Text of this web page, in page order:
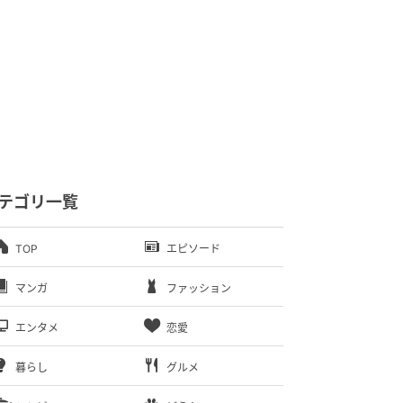
ゴリ一覧
TOP エピソード
マンガ ファッション
エンタメ 恋愛
暮らし グルメ